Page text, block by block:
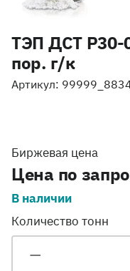
ТЭП ДСТ Р30-
пор. г/к
Артикул:
Биржевая цена
Цена по
В наличии
Количество тонн